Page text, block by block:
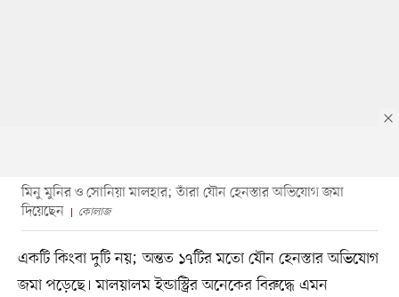
মিনু মুনির ও সোনিয়া মালহার; তাঁরা যৌন হেনস্তার অভিযোগ জমা
দিয়েছেন
কোলাজ
একটি কিংবা দুটি নয়; অন্তত ১৭টির মতো যৌন হেনস্তার অভিযোগ
জমা পড়েছে। মালয়ালম ইন্ডাস্ট্রির অনেকের বিরুদ্ধে এমন